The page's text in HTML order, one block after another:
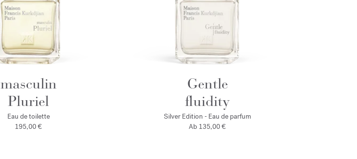
masculin
Pluriel
Eau de toilette
195,00 €
Gentle
fluidity
Silver Edition - Eau de parfum
Ab 135,00 €